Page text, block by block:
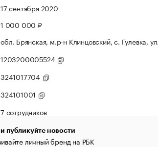
17 сентября 2020
1 000 000 ₽
обл. Брянская, м.р-н Клинцовский, с. Гулевка,
1203200005524
3241017704
324101001
7 сотрудников
публикуйте новости
личный бренд на РБК